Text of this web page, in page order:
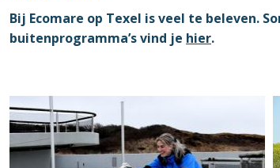
Bij Ecomare op Texel is veel te beleven.
buitenprogramma’s vind je hier.